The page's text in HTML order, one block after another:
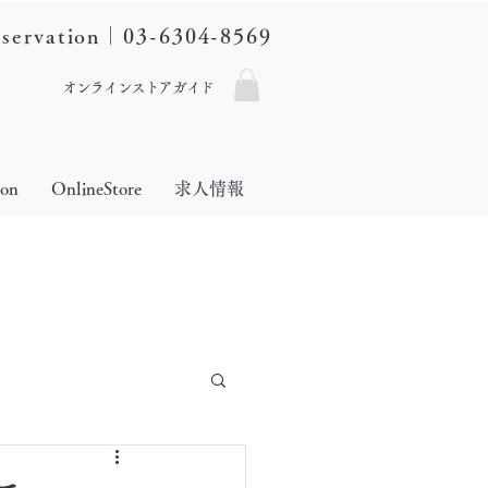
｜03-6304-8569
オンラインストアガイド
OnlineStore 求人情報